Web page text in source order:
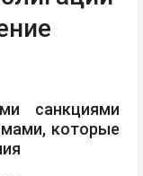
санкциями
которые